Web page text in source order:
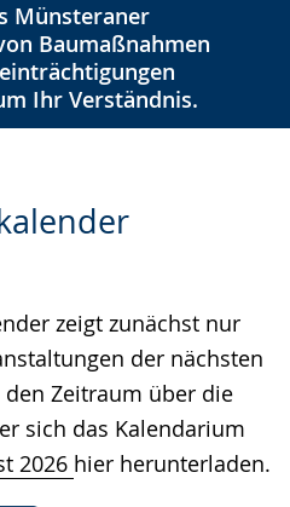
Münsteraner
Baumaßnahmen
Ihr Verständnis.
zeigt zunächst nur
der nächsten
den Zeitraum über die
sich das Kalendarium
2026 hier herunterladen.